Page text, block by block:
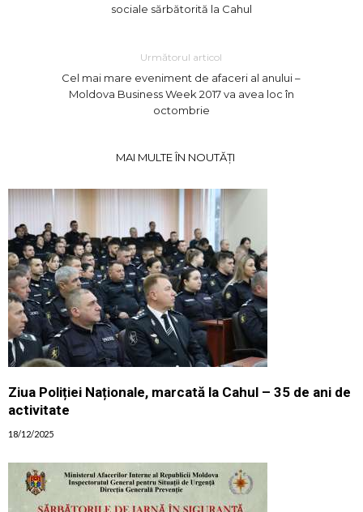
sociale sărbătorită la Cahul
Următorul articol
Cel mai mare eveniment de afaceri al anului –
Moldova Business Week 2017 va avea loc în
octombrie
MAI MULTE ÎN NOUTĂȚI
Ziua Poliției Naționale, marcată la Cahul – 35 de ani de
activitate
18/12/2025